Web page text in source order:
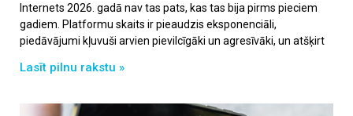
Internets 2026. gadā nav tas pats, kas tas bija pirms pieciem
gadiem. Platformu skaits ir pieaudzis eksponenciāli,
piedāvājumi kļuvuši arvien pievilcīgāki un agresīvāki, un atšķirt
Lasīt pilnu rakstu »